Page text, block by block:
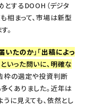
とするDOOH（デジタ
相まって、市場は新型
。
いたのか」「出稿によっ
といった問いに、明確な
枠の選定や投資判断
くありました。近年は
に見えても、依然とし